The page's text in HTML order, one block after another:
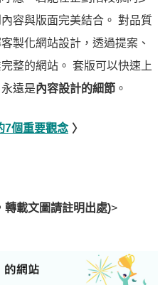
容與版面完美結合。 對品質
製化網站設計，透過提案、
整的網站。 套版可以快速上
遠是內容設計的細節 。
7個重要觀念 〉
轉載文圖請註明出處)>